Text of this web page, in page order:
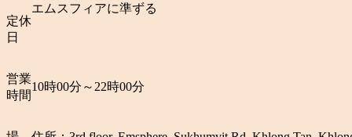
定休
日
エムスフィアに準ずる
営業
時間
10時00分～22時00分